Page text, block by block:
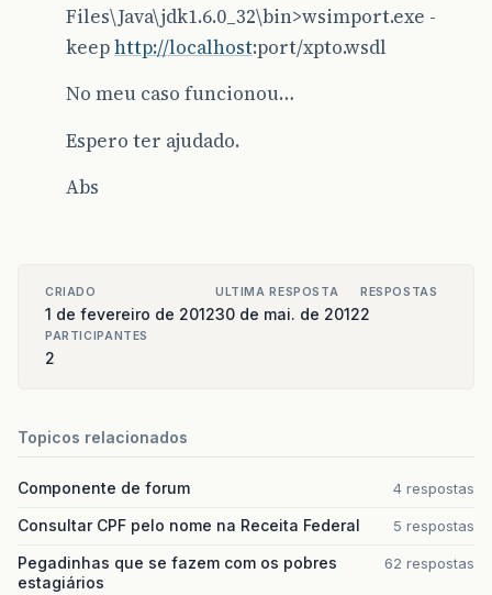
Files\Java\jdk1.6.0_32\bin>wsimport.exe -
keephttp://localhost:port/xpto.wsdl
No meu caso funcionou…
Espero ter ajudado.
Abs
CRIADO
1 de fevereiro de 2012
ULTIMA RESPOSTA
30 de mai. de 2012
RESPOSTAS
2
PARTICIPANTES
2
Topicos relacionados
Componente de forum 4 respostas
Consultar CPF pelo nome na Receita Federal 5 respostas
Pegadinhas que se fazem com os pobres
estagiários
62 respostas